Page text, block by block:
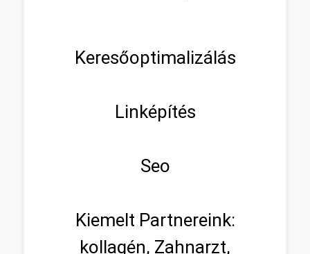
Keresőoptimalizálás
Linképítés
Seo
Kiemelt Partnereink:
kollagén, Zahnarzt,